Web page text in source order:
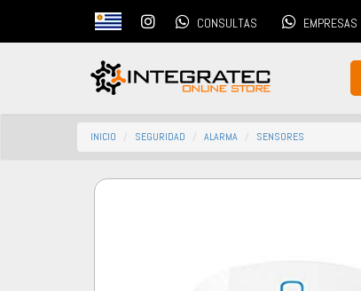
CONSULTAS EMPRESAS
INICIO SEGURIDAD ALARMA SENSORES